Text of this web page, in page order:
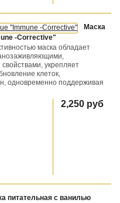
Маска
-Corrective"
маска обладает
укрепляет
клеток,
одновременно поддерживая
2,250 руб
питательная с ванилью